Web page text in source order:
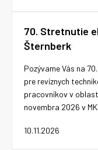
70. Stretnutie
Šternberk
10.11.2026
Pozývame Vás na
pre revíznych
pracovníkov v
novembra 2026 v